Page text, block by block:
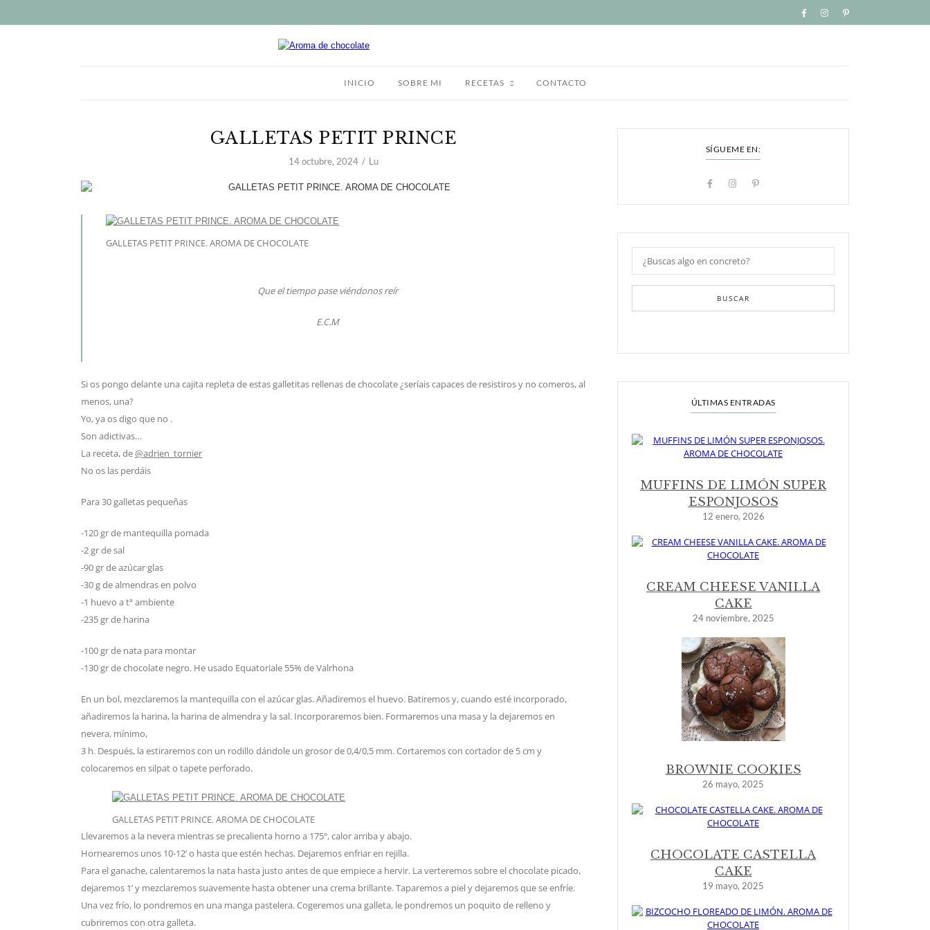
INICIO SOBRE MI RECETAS CONTACTO
GALLETAS PETIT PRINCE
14 octubre, 2024 Lu
GALLETAS PETIT PRINCE. AROMA DE CHOCOLATE
Que el tiempo pase viéndonos reír
E.C.M
Si os pongo delante una cajita repleta de estas galletitas rellenas de chocolate ¿seríais capaces de resistiros y no comeros, al
menos, una?
Yo, ya os digo que no .
Son adictivas…
La receta, de@adrien_tornier
No os las perdáis
Para 30 galletas pequeñas
-120 gr de mantequilla pomada
-2 gr de sal
-90 gr de azúcar glas
-30 g de almendras en polvo
-1 huevo a tª ambiente
-235 gr de harina
-100 gr de nata para montar
-130 gr de chocolate negro. He usado Equatoriale 55% de Valrhona
En un bol, mezclaremos la mantequilla con el azúcar glas. Añadiremos el huevo. Batiremos y, cuando esté incorporado,
añadiremos la harina, la harina de almendra y la sal. Incorporaremos bien. Formaremos una masa y la dejaremos en
nevera, mínimo,
3 h. Después, la estiraremos con un rodillo dándole un grosor de 0,4/0,5 mm. Cortaremos con cortador de 5 cm y
colocaremos en silpat o tapete perforado.
GALLETAS PETIT PRINCE. AROMA DE CHOCOLATE
Llevaremos a la nevera mientras se precalienta horno a 175º, calor arriba y abajo.
Hornearemos unos 10-12’ o hasta que estén hechas. Dejaremos enfriar en rejilla.
Para el ganache, calentaremos la nata hasta justo antes de que empiece a hervir. La verteremos sobre el chocolate picado,
dejaremos 1’ y mezclaremos suavemente hasta obtener una crema brillante. Taparemos a piel y dejaremos que se enfríe.
Una vez frío, lo pondremos en una manga pastelera. Cogeremos una galleta, le pondremos un poquito de relleno y
cubriremos con otra galleta.
SÍGUEME EN:
BUSCAR
ÚLTIMAS ENTRADAS
MUFFINS DE LIMÓN SUPER
ESPONJOSOS
12 enero, 2026
CREAM CHEESE VANILLA
CAKE
24 noviembre, 2025
BROWNIE COOKIES
26 mayo, 2025
CHOCOLATE CASTELLA
CAKE
19 mayo, 2025